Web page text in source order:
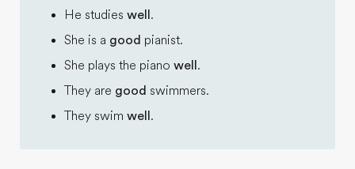
He studies well .
She is a good pianist.
She plays the piano well .
They are good swimmers.
They swim well .